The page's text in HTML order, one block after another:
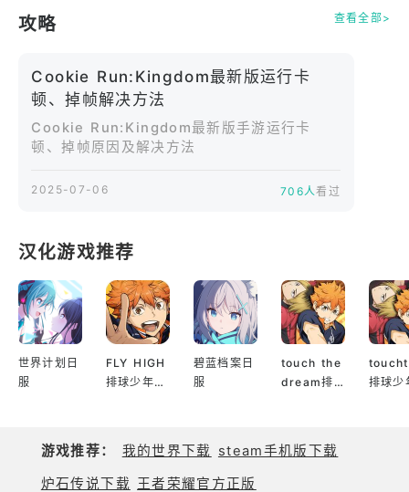
攻略 查看全部>
Cookie Run:Kingdom最新版运行卡
顿、掉帧解决方法
Cookie Run:Kingdom最新版手游运行卡
顿、掉帧原因及解决方法
2025-07-06 706人看过
汉化游戏推荐
世界计划日
服
FLY HIGH
排球少年日
碧蓝档案日
服
touch the
dream排
排球少
游戏推荐： 我的世界下载 steam手机版下载
炉石传说下载 王者荣耀官方正版